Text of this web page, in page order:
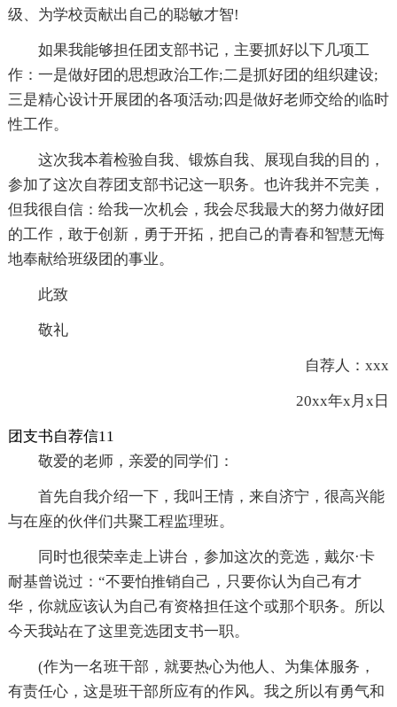
级、为学校贡献出自己的聪敏才智!
如果我能够担任团支部书记，主要抓好以下几项工
作：一是做好团的思想政治工作;二是抓好团的组织建设;
三是精心设计开展团的各项活动;四是做好老师交给的临时
性工作。
这次我本着检验自我、锻炼自我、展现自我的目的，
参加了这次自荐团支部书记这一职务。也许我并不完美，
但我很自信：给我一次机会，我会尽我最大的努力做好团
的工作，敢于创新，勇于开拓，把自己的青春和智慧无悔
地奉献给班级团的事业。
此致
敬礼
自荐人：xxx
20xx年x月x日
团支书自荐信11
敬爱的老师，亲爱的同学们：
首先自我介绍一下，我叫王情，来自济宁，很高兴能
与在座的伙伴们共聚工程监理班。
同时也很荣幸走上讲台，参加这次的竞选，戴尔·卡
耐基曾说过：“不要怕推销自己，只要你认为自己有才
华，你就应该认为自己有资格担任这个或那个职务。所以
今天我站在了这里竞选团支书一职。
(作为一名班干部，就要热心为他人、为集体服务，
有责任心，这是班干部所应有的作风。我之所以有勇气和